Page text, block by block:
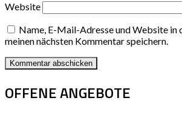
Website
Name, E-Mail-Adresse und Website in
meinen nächsten Kommentar speichern.
OFFENE ANGEBOTE